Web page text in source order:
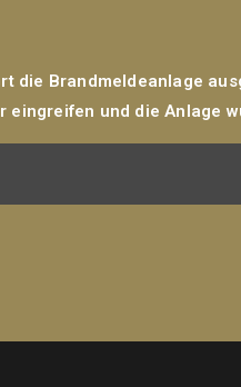
die Brandmeldeanlage
und die Anlage